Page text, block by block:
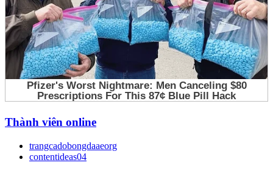
Thành viên online
trangcadobongdaaeorg
contentideas04